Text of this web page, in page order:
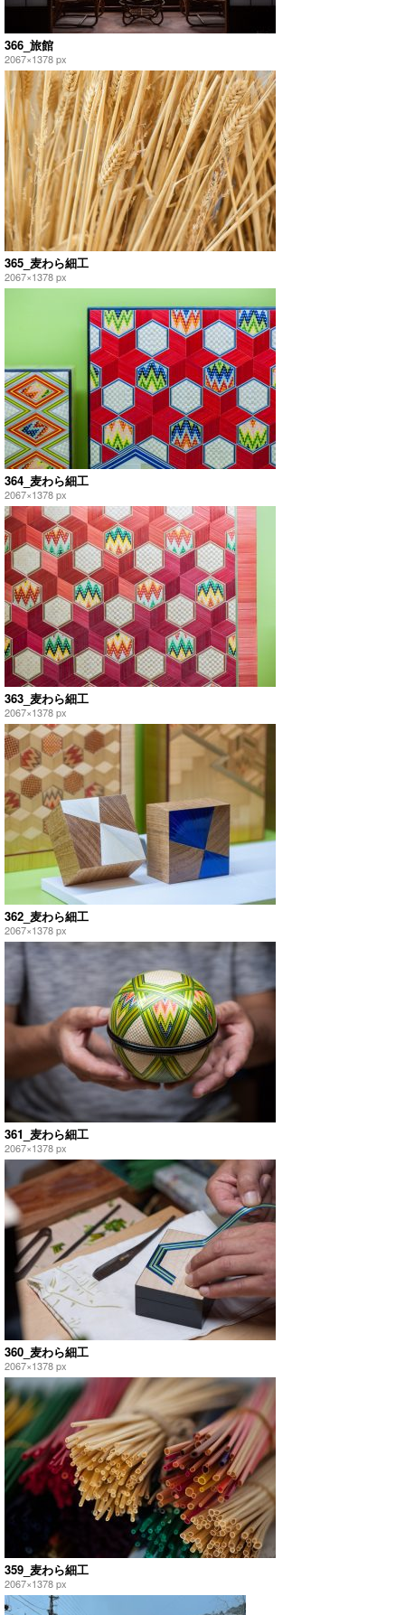
366_旅館
2067×1378 px
365_麦わら細工
2067×1378 px
364_麦わら細工
2067×1378 px
363_麦わら細工
2067×1378 px
362_麦わら細工
2067×1378 px
361_麦わら細工
2067×1378 px
360_麦わら細工
2067×1378 px
359_麦わら細工
2067×1378 px